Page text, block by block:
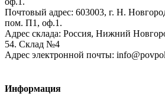
Почтовый адрес: 603003, г. Н.
пом. П1, оф.1.
Адрес склада: Россия, Нижний
54. Склад №4
Адрес электронной почты:
Информация